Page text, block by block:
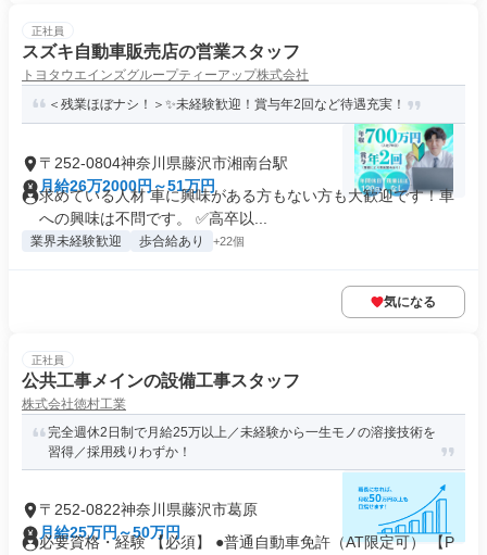
正社員
スズキ自動車販売店の営業スタッフ
トヨタウエインズグループティーアップ株式会社
＜残業ほぼナシ！＞✨未経験歓迎！賞与年2回など待遇充実！
〒252-0804神奈川県藤沢市湘南台駅
月給26万2000円～51万円
求めている人材 車に興味がある方もない方も大歓迎です！車
への興味は不問です。 ✅高卒以...
業界未経験歓迎 歩合給あり +22個
気になる
正社員
公共工事メインの設備工事スタッフ
株式会社徳村工業
完全週休2日制で月給25万以上／未経験から一生モノの溶接技術を
習得／採用残りわずか！
〒252-0822神奈川県藤沢市葛原
月給25万円～50万円
必要資格・経験 【必須】 ●普通自動車免許（AT限定可） 【P